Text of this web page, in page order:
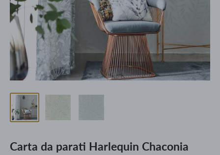
Carta da parati Harlequin Chaconia